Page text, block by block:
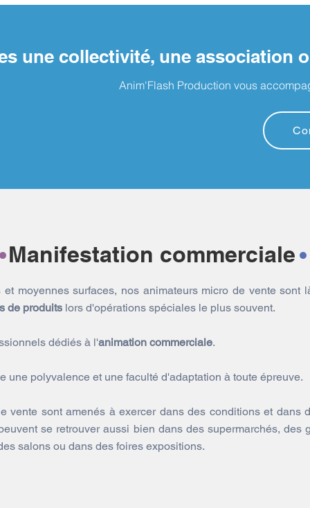
une collectivité, une association
Anim'Flash Production vous
Manifestation commerciale
et moyennes surfaces, nos animateurs micro de vente sont
de produits lors d'opérations spéciales le plus souvent.
dédiés à l'animation commerciale.
une polyvalence et une faculté d'adaptation à toute épreuve.
vente sont amenés à exercer dans des conditions et dans
se retrouver aussi bien dans des supermarchés, des
salons ou dans des foires expositions.